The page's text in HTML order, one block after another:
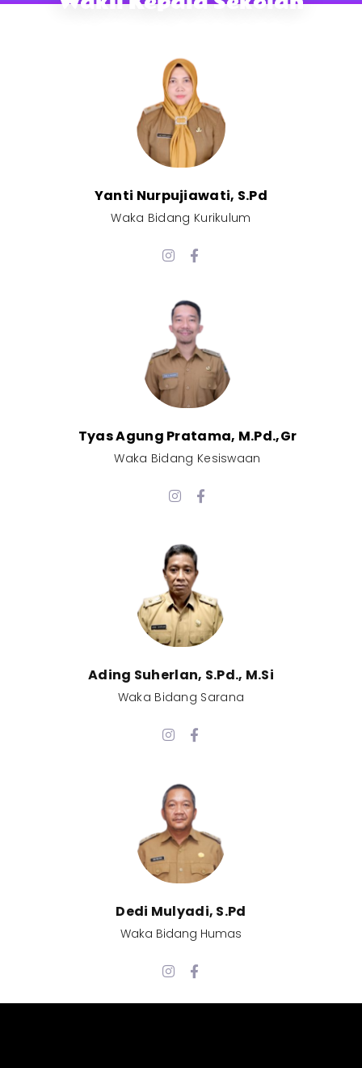
Yanti Nurpujiawati, S.Pd
Waka Bidang Kurikulum
Tyas Agung Pratama, M.Pd.,Gr​
Waka Bidang Kesiswaan​
Ading Suherlan, S.Pd., M.Si​
Waka Bidang Sarana​
Dedi Mulyadi, S.Pd​
Waka Bidang Humas